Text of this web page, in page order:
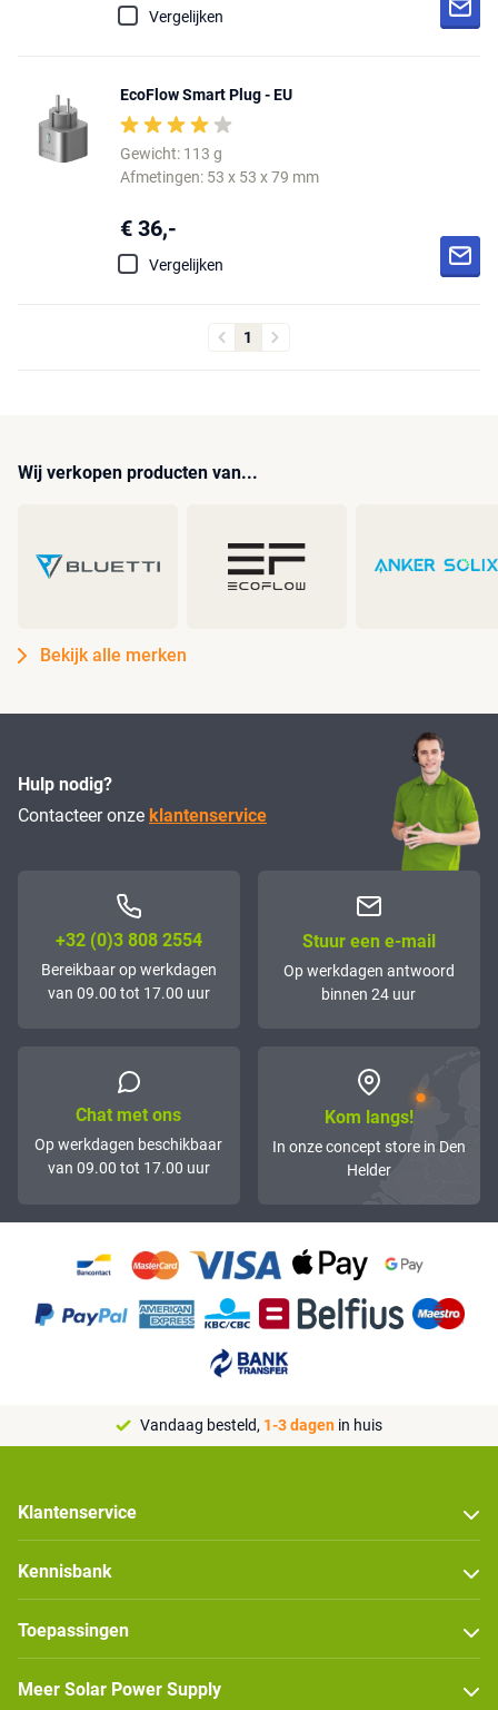
Vergelijken
EcoFlow Smart Plug - EU
Gewicht: 113 g
Afmetingen: 53 x 53 x 79 mm
€ 36,-
Vergelijken
1
Wij verkopen producten van...
Bekijk alle merken
Hulp nodig?
Contacteer onze klantenservice
+32 (0)3 808 2554
Bereikbaar op werkdagen
van 09.00 tot 17.00 uur
Stuur een e-mail
Op werkdagen antwoord
binnen 24 uur
Chat met ons
Op werkdagen beschikbaar
van 09.00 tot 17.00 uur
Kom langs!
In onze concept store in Den
Helder
Vandaag besteld, 1-3 dagen in huis
Klantenservice
Kennisbank
Toepassingen
Meer Solar Power Supply